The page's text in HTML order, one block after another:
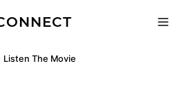
Listen The Movie